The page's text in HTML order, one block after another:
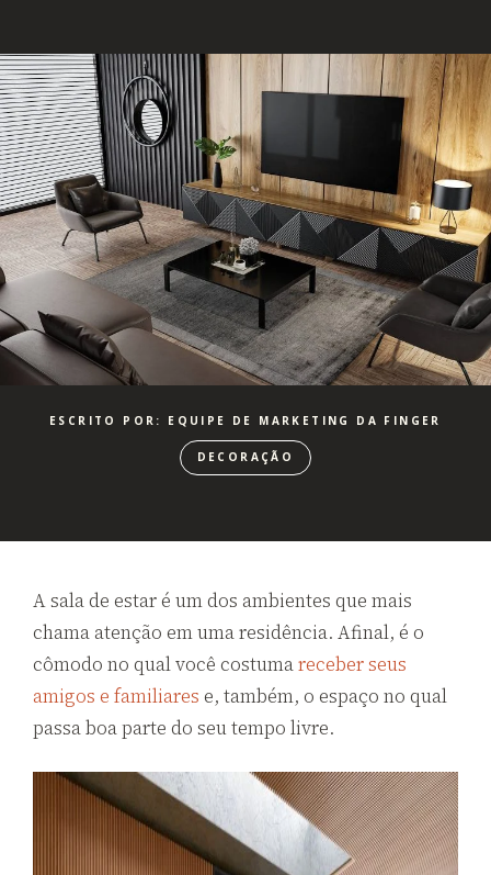
ESCRITO POR: EQUIPE DE MARKETING DA FINGER
DECORAÇÃO
A sala de estar é um dos ambientes que mais
chama atenção em uma residência. Afinal, é o
cômodo no qual você costumareceber seus
amigos e familiares e, também, o espaço no qual
passa boa parte do seu tempo livre.